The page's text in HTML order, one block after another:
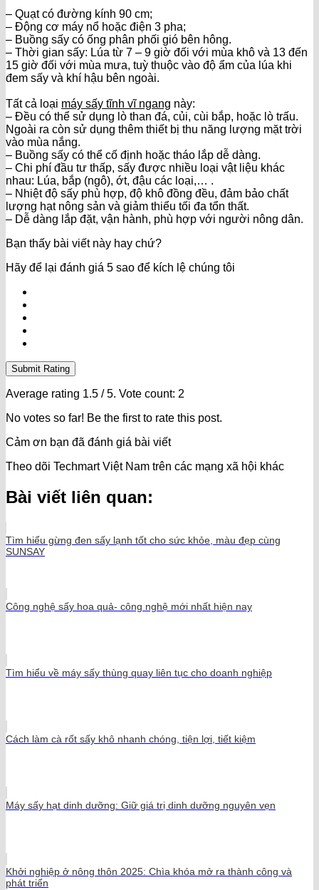
– Quạt có đường kính 90 cm;
– Động cơ máy nổ hoặc điện 3 pha;
– Buồng sấy có ống phân phối gió bên hông.
– Thời gian sấy: Lúa từ 7 – 9 giờ đối với mùa khô và 13 đến
15 giờ đối với mùa mưa, tuỳ thuộc vào độ ẩm của lúa khi
đem sấy và khí hậu bên ngoài.
Tất cả loại máy sấy tĩnh vĩ ngang này:
– Đều có thể sử dụng lò than đá, củi, cùi bắp, hoặc lò trấu.
Ngoài ra còn sử dụng thêm thiết bị thu năng lượng mặt trời
vào mùa nắng.
– Buồng sấy có thể cố định hoặc tháo lắp dễ dàng.
– Chi phí đầu tư thấp, sấy được nhiều loại vật liệu khác
nhau: Lúa, bắp (ngô), ớt, đậu các loại,… .
– Nhiệt độ sấy phù hợp, độ khô đồng đều, đảm bảo chất
lượng hạt nông sản và giảm thiểu tối đa tổn thất.
– Dễ dàng lắp đặt, vận hành, phù hợp với người nông dân.
Bạn thấy bài viết này hay chứ?
Hãy để lại đánh giá 5 sao để kích lệ chúng tôi
Submit Rating
Average rating 1.5 / 5. Vote count: 2
No votes so far! Be the first to rate this post.
Cảm ơn bạn đã đánh giá bài viết
Theo dõi Techmart Việt Nam trên các mạng xã hội khác
Bài viết liên quan:
Tìm hiểu gừng đen sấy lạnh tốt cho sức khỏe, màu đẹp cùng
SUNSAY
Công nghệ sấy hoa quả- công nghệ mới nhất hiện nay
Tìm hiểu về máy sấy thùng quay liên tục cho doanh nghiệp
Cách làm cà rốt sấy khô nhanh chóng, tiện lợi, tiết kiệm
Máy sấy hạt dinh dưỡng: Giữ giá trị dinh dưỡng nguyên vẹn
Khởi nghiệp ở nông thôn 2025: Chìa khóa mở ra thành công và
phát triển